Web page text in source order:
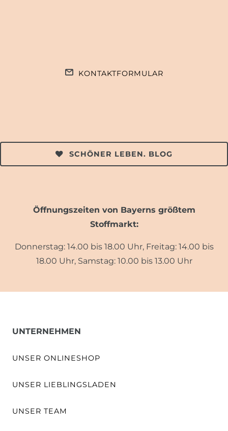
KONTAKTFORMULAR
SCHÖNER LEBEN. BLOG
Öffnungszeiten von Bayerns größtem
Stoffmarkt:
Donnerstag: 14.00 bis 18.00 Uhr, Freitag: 14.00 bis
18.00 Uhr, Samstag: 10.00 bis 13.00 Uhr
UNTERNEHMEN
UNSER ONLINESHOP
UNSER LIEBLINGSLADEN
UNSER TEAM